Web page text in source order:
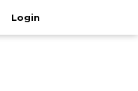
Login